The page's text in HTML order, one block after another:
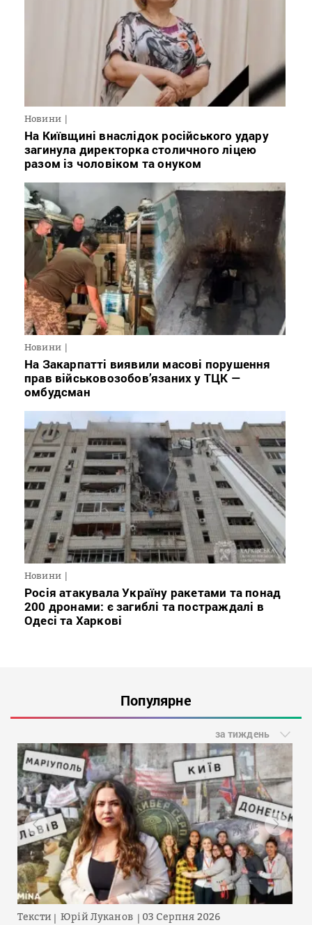
Новини
На Київщині внаслідок російського удару
загинула директорка столичного ліцею
разом із чоловіком та онуком
Новини
На Закарпатті виявили масові порушення
прав військовозобов’язаних у ТЦК —
омбудсман
Новини
Росія атакувала Україну ракетами та понад
200 дронами: є загиблі та постраждалі в
Одесі та Харкові
Популярне
за тиждень
Тексти Юрій Луканов 03 Серпня 2026